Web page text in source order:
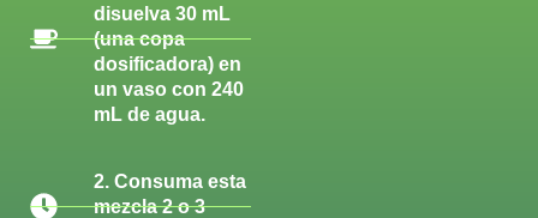
disuelva 30 mL
(una copa
dosificadora) en
un vaso con 240
mL de agua.
2. Consuma esta
mezcla 2 o 3